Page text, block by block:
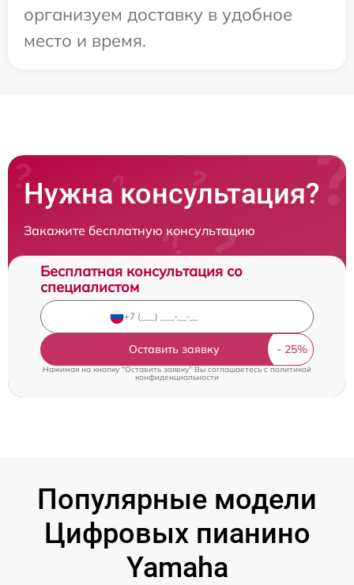
организуем доставку в удобное
место и время.
Нужна консультация?
Закажите бесплатную консультацию
Бесплатная консультация со
специалистом
Оставить заявку
Нажимая на кнопку "Оставить заявку" Вы соглашаетесь cполитикой
конфиденциальности
Популярные модели
Цифровых пианино
Yamaha